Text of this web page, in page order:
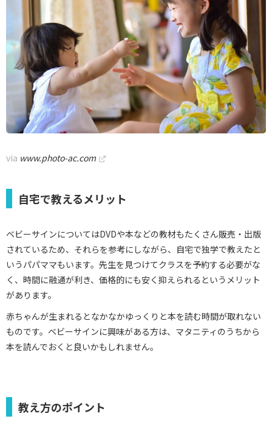
via www.photo-ac.com
自宅で教えるメリット
ベビーサインについてはDVDや本などの教材もたくさん販売・出版
されているため、それらを参考にしながら、自宅で独学で教えたと
いうパパママもいます。先生を見つけてクラスを予約する必要がな
く、時間に融通が利き、価格的にも安く抑えられるというメリット
があります。
赤ちゃんが生まれるとなかなかゆっくりと本を読む時間が取れない
ものです。ベビーサインに興味がある方は、マタニティのうちから
本を読んでおくと良いかもしれません。
教え方のポイント